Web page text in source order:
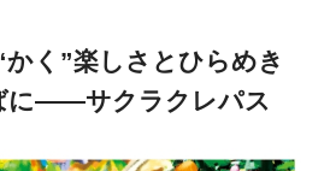
かく”楽しさとひらめき
に――サクラクレパス